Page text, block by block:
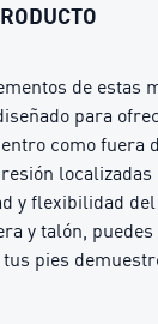
de estas
para
como fuera
y flexibilidad
y talón,
pies